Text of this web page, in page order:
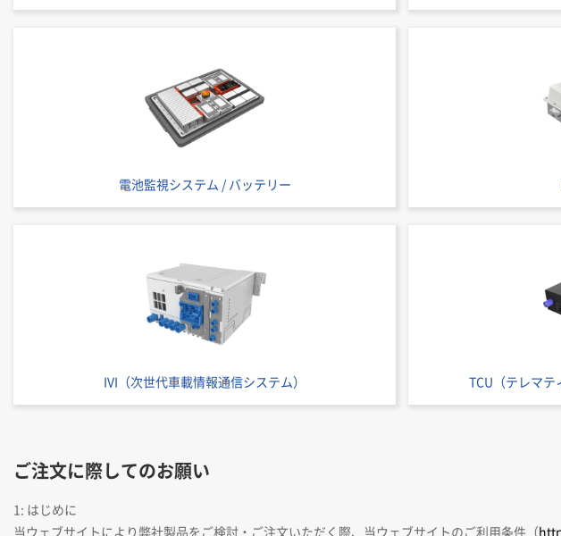
電池監視システム / バッテリー
IVI（次世代車載情報通信システム） TCU（テレマテ
ご注文に際してのお願い
1: はじめに
当ウェブサイトにより弊社製品をご検討・ご注文いただく際、当ウェブサイトのご利用条件（